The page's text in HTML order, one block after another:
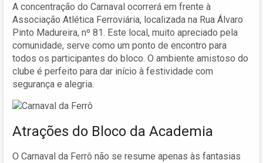
A concentração do Carnaval ocorrerá em frente à
Associação Atlética Ferroviária, localizada na Rua Álvaro
Pinto Madureira, nº 81. Este local, muito apreciado pela
comunidade, serve como um ponto de encontro para
todos os participantes do bloco. O ambiente amistoso do
clube é perfeito para dar início à festividade com
segurança e alegria.
Atrações do Bloco da Academia
O Carnaval da Ferrô não se resume apenas às fantasias